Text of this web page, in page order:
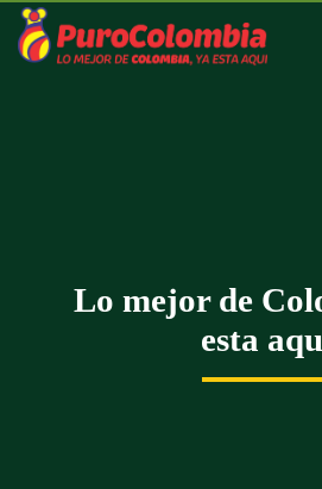
Lo mejor de
esta